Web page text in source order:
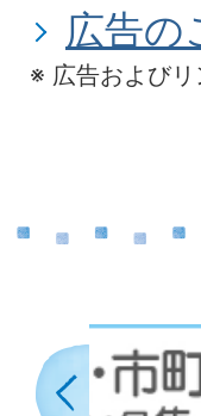
※ 広告および
広告の
前のスライドを
枚